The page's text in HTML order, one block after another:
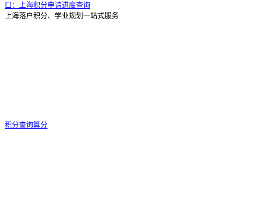
口：上海积分申请进度查询
上海落户积分、学业规划一站式服务
积分查询算分